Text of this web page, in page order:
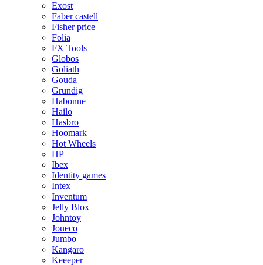
Exost
Faber castell
Fisher price
Folia
FX Tools
Globos
Goliath
Gouda
Grundig
Habonne
Hailo
Hasbro
Hoomark
Hot Wheels
HP
Ibex
Identity games
Intex
Inventum
Jelly Blox
Johntoy
Joueco
Jumbo
Kangaro
Keeeper